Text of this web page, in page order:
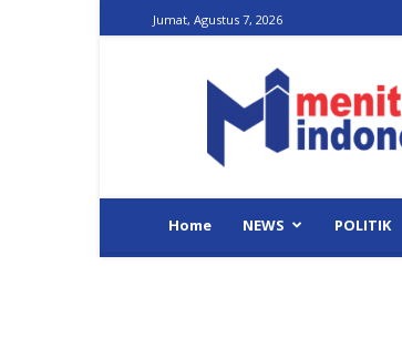
Jumat, Agustus 7, 2026
Indonesia
Home NEWS POLITIK